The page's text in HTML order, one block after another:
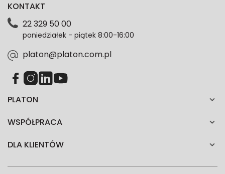
dotyczące danych osobowych znajdziesz w naszej
każdym czasie. Wycofanie zgody nie wpłynie na
zgodność z prawem przetwarzania dokonanego przed
PLATON
WSPÓŁPRACA
DLA KLIENTÓW
KONTAKT
22 329 50 00
poniedziałek - piątek 8:00-16:00
platon@platon.com.pl